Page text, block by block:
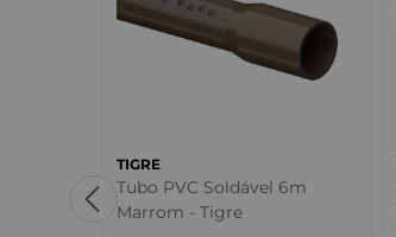
TIGRE
Tubo PVC Soldável 6m
Marrom - Tigre